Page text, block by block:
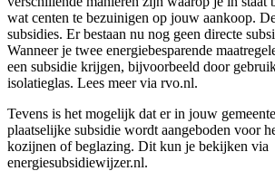
wat centen te bezuinigen op jouw aankoop.
subsidies. Er bestaan nu nog geen directe
Wanneer je twee energiebesparende
een subsidie krijgen, bijvoorbeeld door
isolatieglas. Lees meer via rvo.nl.
Tevens is het mogelijk dat er in jouw
plaatselijke subsidie wordt aangeboden voor
kozijnen of beglazing. Dit kun je bekijken via
energiesubsidiewijzer.nl.